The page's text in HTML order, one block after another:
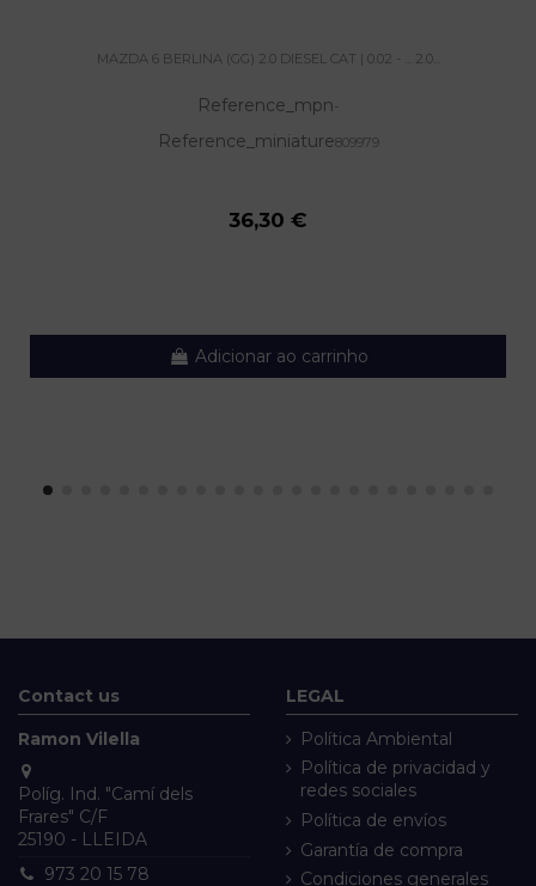
MAZDA 6 BERLINA (GG) 2.0 DIESEL CAT | 0.02 - ... 2.0...
Reference_mpn-
Reference_miniature809979
36,30 €
Adicionar ao carrinho
Contact us
Ramon Vilella
Políg. Ind. "Camí dels
Frares" C/F
25190 - LLEIDA
973 20 15 78
LEGAL
Política Ambiental
Política de privacidad y
redes sociales
Política de envíos
Garantía de compra
Condiciones generales